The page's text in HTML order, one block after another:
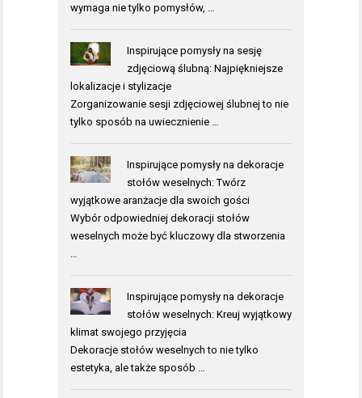
wymaga nie tylko pomysłów, …
Inspirujące pomysły na sesję
zdjęciową ślubną: Najpiękniejsze
lokalizacje i stylizacje
Zorganizowanie sesji zdjęciowej ślubnej to nie
tylko sposób na uwiecznienie …
Inspirujące pomysły na dekoracje
stołów weselnych: Twórz
wyjątkowe aranżacje dla swoich gości
Wybór odpowiedniej dekoracji stołów
weselnych może być kluczowy dla stworzenia
Inspirujące pomysły na dekoracje
stołów weselnych: Kreuj wyjątkowy
klimat swojego przyjęcia
Dekoracje stołów weselnych to nie tylko
estetyka, ale także sposób …